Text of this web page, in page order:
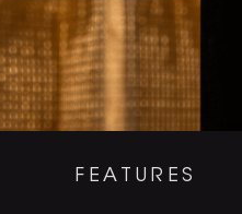
FEATURES